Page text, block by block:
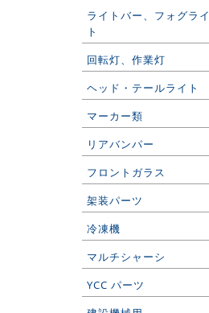
ライトバー、フォグライ
ト
回転灯、作業灯
ヘッド・テールライト
マーカー類
リアバンパー
フロントガラス
架装パーツ
冷凍機
マルチシャーシ
YCC パーツ